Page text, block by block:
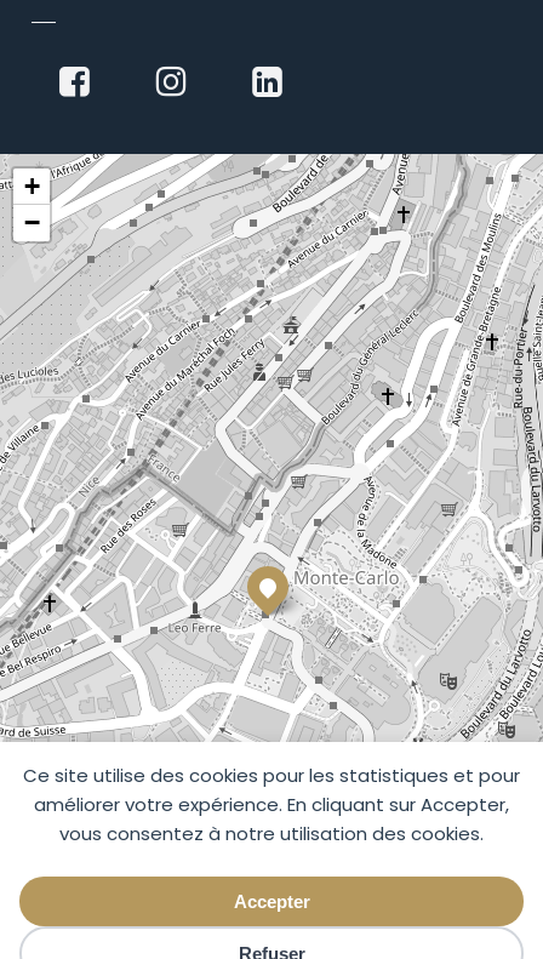
Ce site utilise des cookies pour les statistiques et pour
améliorer votre expérience. En cliquant sur Accepter,
vous consentez à notre utilisation des cookies.
Accepter
Refuser
+
−